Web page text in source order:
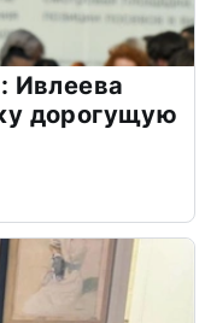
Ивлеева
дорогущую